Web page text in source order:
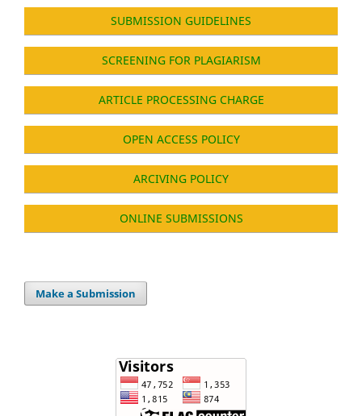
SUBMISSION GUIDELINES
SCREENING FOR PLAGIARISM
ARTICLE PROCESSING CHARGE
OPEN ACCESS POLICY
ARCIVING POLICY
ONLINE SUBMISSIONS
Make a Submission